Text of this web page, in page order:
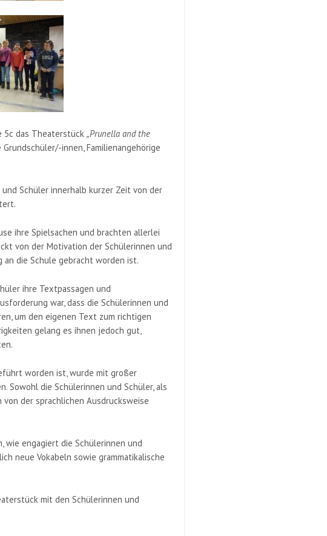
5c das Theaterstück „Prunella and the
innen, Familienangehörige
Schüler innerhalb kurzer Zeit von der
ihre Spielsachen und brachten allerlei
von der Motivation der Schülerinnen und
die Schule gebracht worden ist.
ihre Textpassagen und
war, dass die Schülerinnen und
um den eigenen Text zum richtigen
gelang es ihnen jedoch gut,
worden ist, wurde mit großer
Sowohl die Schülerinnen und Schüler, als
der sprachlichen Ausdrucksweise
wie engagiert die Schülerinnen und
neue Vokabeln sowie grammatikalische
mit den Schülerinnen und